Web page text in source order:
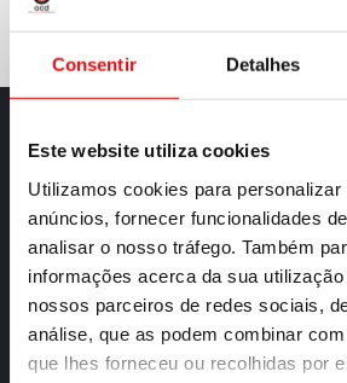
Consentir Detalhes
Este website utiliza cookies
Utilizamos cookies para personalizar
anúncios, fornecer funcionalidades
analisar o nosso tráfego. Também
informações acerca da sua
nossos parceiros de redes sociais,
análise, que as podem combinar
que lhes forneceu ou recolhidas por
Nome e Sobrenome
Mensagem